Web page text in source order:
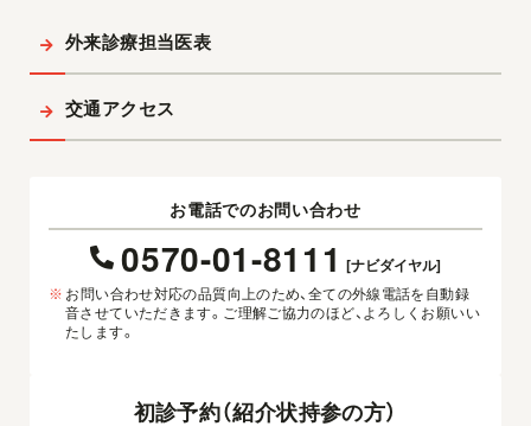
外来診療担当医表
交通アクセス
お電話でのお問い合わせ
0570-01-8111 [ナビダイヤル]
※ お問い合わせ対応の品質向上のため、全ての外線電話を自動録
音させていただきます。ご理解ご協力のほど、よろしくお願いい
たします。
初診予約（紹介状持参の方）